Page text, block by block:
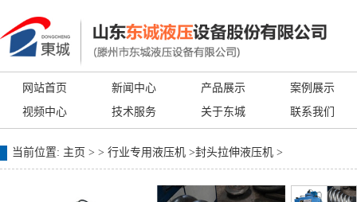
网站首页 新闻中心 产品展示
案例展示
视频中心
技术服务 关于东城 联系我们
当前位置: 主页 > > 行业专用液压机 >封头拉伸液压机 >